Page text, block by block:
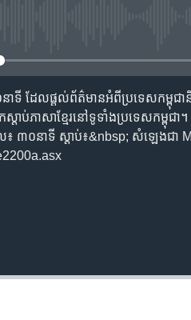
ល​​​សេវា​​​ Podcast
៣០​​នាទី ដែល​ផ្តល់​ព័ត៌មាន​អំពី​ប្រទេស​កម្
ភាសា​ខ្មែរ​នៅ​ទូទាំង​ប្រទេស​កម្ពុជា។
៣០​នាទី ស្តាប់​៖&nbsp; សំឡេងជា​